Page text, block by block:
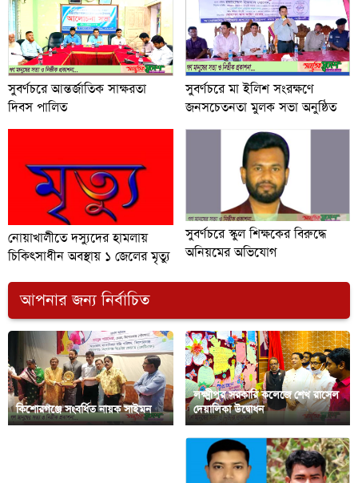
সুবর্ণচরে আন্তর্জাতিক সাক্ষরতা
দিবস পালিত
সুবর্ণচরে মা ইলিশ সংরক্ষণে
জনসচেতনতা মুলক সভা অনুষ্ঠিত
নোয়াখালীতে দস্যুদের হামলায়
চিকিৎসাধীন অবস্থায় ১ জেলের মৃত্যু
সুবর্ণচরে স্কুল শিক্ষকের বিরুদ্ধে
অনিয়মের অভিযোগ
আপনার জন্য নির্বাচিত
কিশোরগঞ্জে সংবর্ধিত নায়ক সাইমন
লক্ষ্মীপুর সরকারি কলেজে শেখ রাসেল
দেয়ালিকা উদ্বোধন